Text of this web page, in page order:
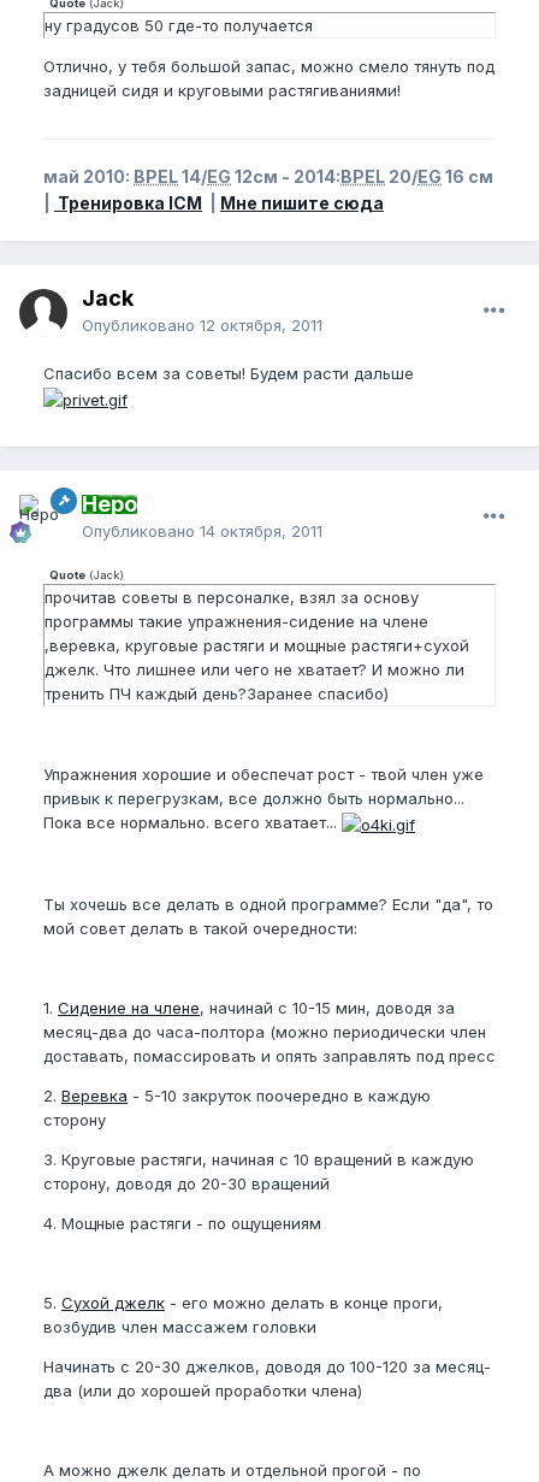
Quote (Jack)
ну градусов 50 где-то получается
Отлично, у тебя большой запас, можно смело тянуть под
задницей сидя и круговыми растягиваниями!
май 2010: BPEL14/EG 12см - 2014:BPEL 20/EG 16 см
Тренировка ICM Мне пишите сюда
Jack
Опубликовано 12 октября, 2011
Спасибо всем за советы! Будем расти дальше
Неро
Опубликовано 14 октября, 2011
Quote (Jack)
прочитав советы в персоналке, взял за основу
программы такие упражнения-сидение на члене
,веревка, круговые растяги и мощные растяги+сухой
джелк. Что лишнее или чего не хватает? И можно ли
тренить ПЧ каждый день?Заранее спасибо)
Упражнения хорошие и обеспечат рост - твой член уже
привык к перегрузкам, все должно быть нормально...
Пока все нормально. всего хватает...
Ты хочешь все делать в одной программе? Если "да", то
мой совет делать в такой очередности:
1. Сидение на члене, начинай с 10-15 мин, доводя за
месяц-два до часа-полтора (можно периодически член
доставать, помассировать и опять заправлять под пресс
2. Веревка - 5-10 закруток поочередно в каждую
сторону
3. Круговые растяги, начиная с 10 вращений в каждую
сторону, доводя до 20-30 вращений
4. Мощные растяги - по ощущениям
5. Сухой джелк - его можно делать в конце проги,
возбудив член массажем головки
Начинать с 20-30 джелков, доводя до 100-120 за месяц-
два (или до хорошей проработки члена)
А можно джелк делать и отдельной прогой - по